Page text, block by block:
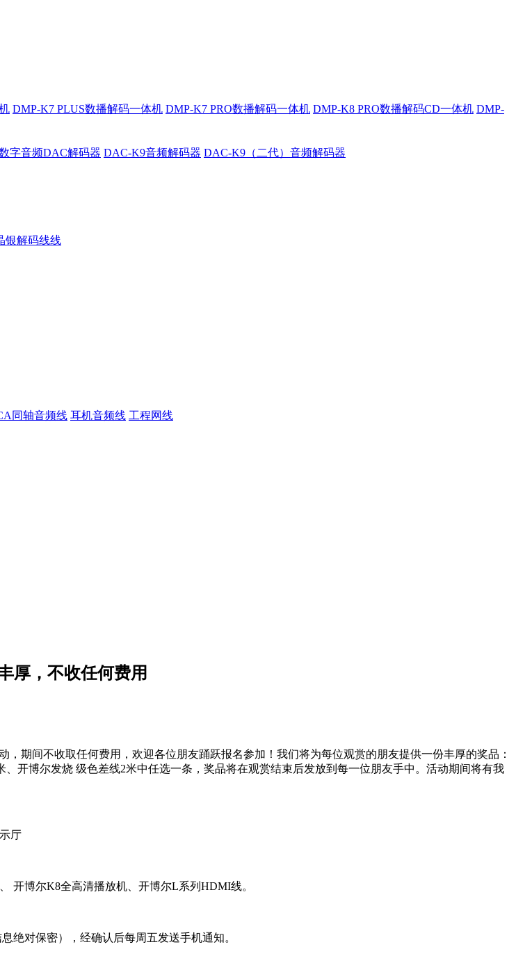
DMP-K7 PLUS数播解码一体机 DMP-K7 PRO数播解码一体机 DMP-K8 PRO数播解码CD一体机 DMP-
字音频DAC解码器 DAC-K9音频解码器 DAC-K9（二代）音频解码器
银解码线线
同轴音频线 耳机音频线 工程网线
厚，不收任何费用
期间不收取任何费用，欢迎各位朋友踊跃报名参加！ 我们将为每位观赏的朋友提供一份丰厚的奖品：
开博尔发烧 级色差线2米中任选一条，奖品将在观赏结束后发放到每一位朋友手中。 活动期间将有我
厅
开博尔K8全高清播放机、开博尔L系列HDMI线。
绝对保密），经确认后每周五发送手机通知。